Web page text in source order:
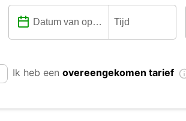
Ik heb een overeengekomen tarief